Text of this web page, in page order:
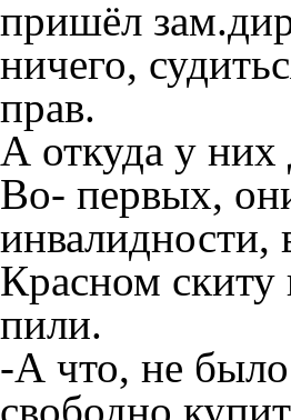
пришёл
ничего,
прав.
А откуда у них
Во- первых,
инвалидности,
Красном скиту
пили.
-А что, не